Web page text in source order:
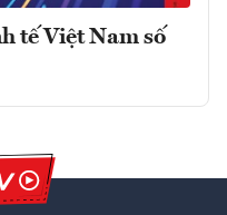
tế Việt Nam số